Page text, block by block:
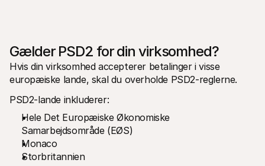
Gælder PSD2 for din virksomhed?
Hvis din virksomhed accepterer betalinger i visse
europæiske lande, skal du overholde PSD2-reglerne.
PSD2-lande inkluderer:
Hele Det Europæiske Økonomiske
Samarbejdsområde (EØS)
Monaco
Storbritannien